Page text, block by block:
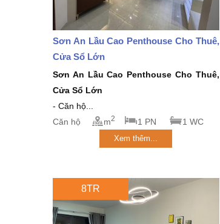
Sơn An Lầu Cao Penthouse Cho Thuê,
Cửa Sổ Lớn
Sơn An Lầu Cao Penthouse Cho Thuê,
Cửa Sổ Lớn
- Căn hộ...
Căn hộ
m2 1 PN 1 WC
Xem thêm...
8TR